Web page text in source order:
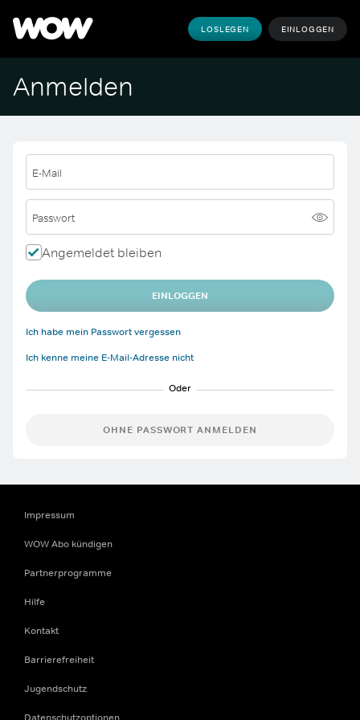
LOSLEGEN EINLOGGEN
Anmelden
E-Mail
Passwort
Angemeldet bleiben
EINLOGGEN
Ich habe mein Passwort vergessen
Ich kenne meine E-Mail-Adresse nicht
OHNE PASSWORT ANMELDEN
Impressum
WOW Abo kündigen
Partnerprogramme
Hilfe
Kontakt
Barrierefreiheit
Jugendschutz